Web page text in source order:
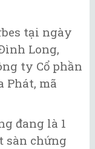
tại ngày
Long,
ty Cổ phần
Phát, mã
đang là 1
sàn chứng